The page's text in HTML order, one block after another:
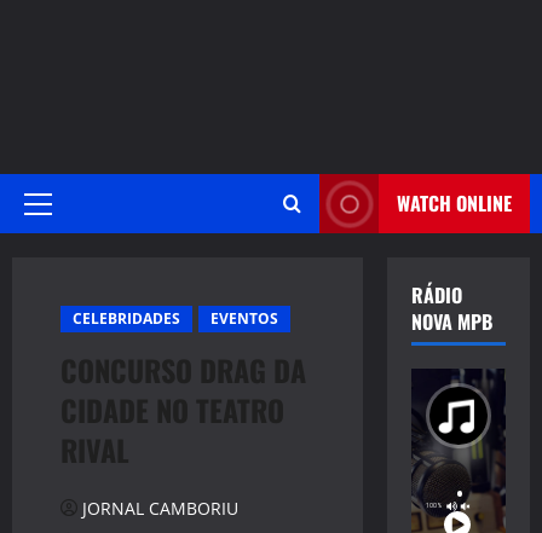
Primary
WATCH ONLINE
CELEBRIDADES EVENTOS
CONCURSO DRAG DA
CIDADE NO TEATRO
RIVAL
JORNAL CAMBORIU
RÁDIO
NOVA MPB